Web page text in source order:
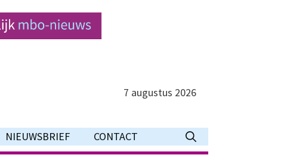
7 augustus 2026
NIEUWSBRIEF CONTACT